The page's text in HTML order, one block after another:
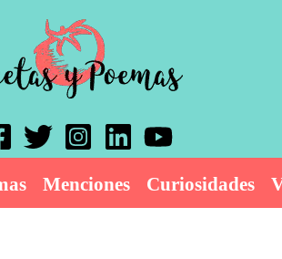
Menciones Curiosidades